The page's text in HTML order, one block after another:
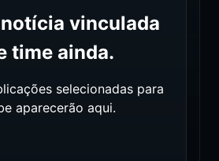
vinculada
time ainda.
selecionadas para
aparecerão aqui.